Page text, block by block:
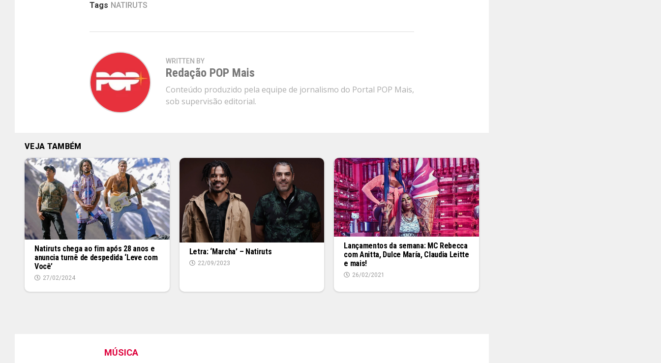
Tags NATIRUTS
WRITTEN BY
Redação POP Mais
Conteúdo produzido pela equipe de jornalismo do Portal POP Mais,
sob supervisão editorial.
VEJA TAMBÉM
Natiruts chega ao fim após 28 anos e
anuncia turnê de despedida ‘Leve com
Você’
27/02/2024
Letra: ‘Marcha’ – Natiruts
22/09/2023
Lançamentos da semana: MC Rebecca
com Anitta, Dulce María, Claudia Leitte
e mais!
26/02/2021
MÚSICA